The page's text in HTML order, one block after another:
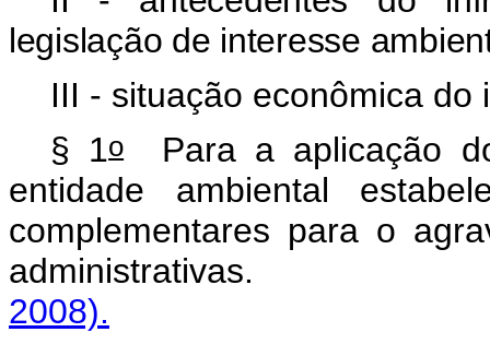
legislação de interesse
III - situação econômica do
§ 1oPara a aplicação
entidade ambiental
complementares para o
2008).